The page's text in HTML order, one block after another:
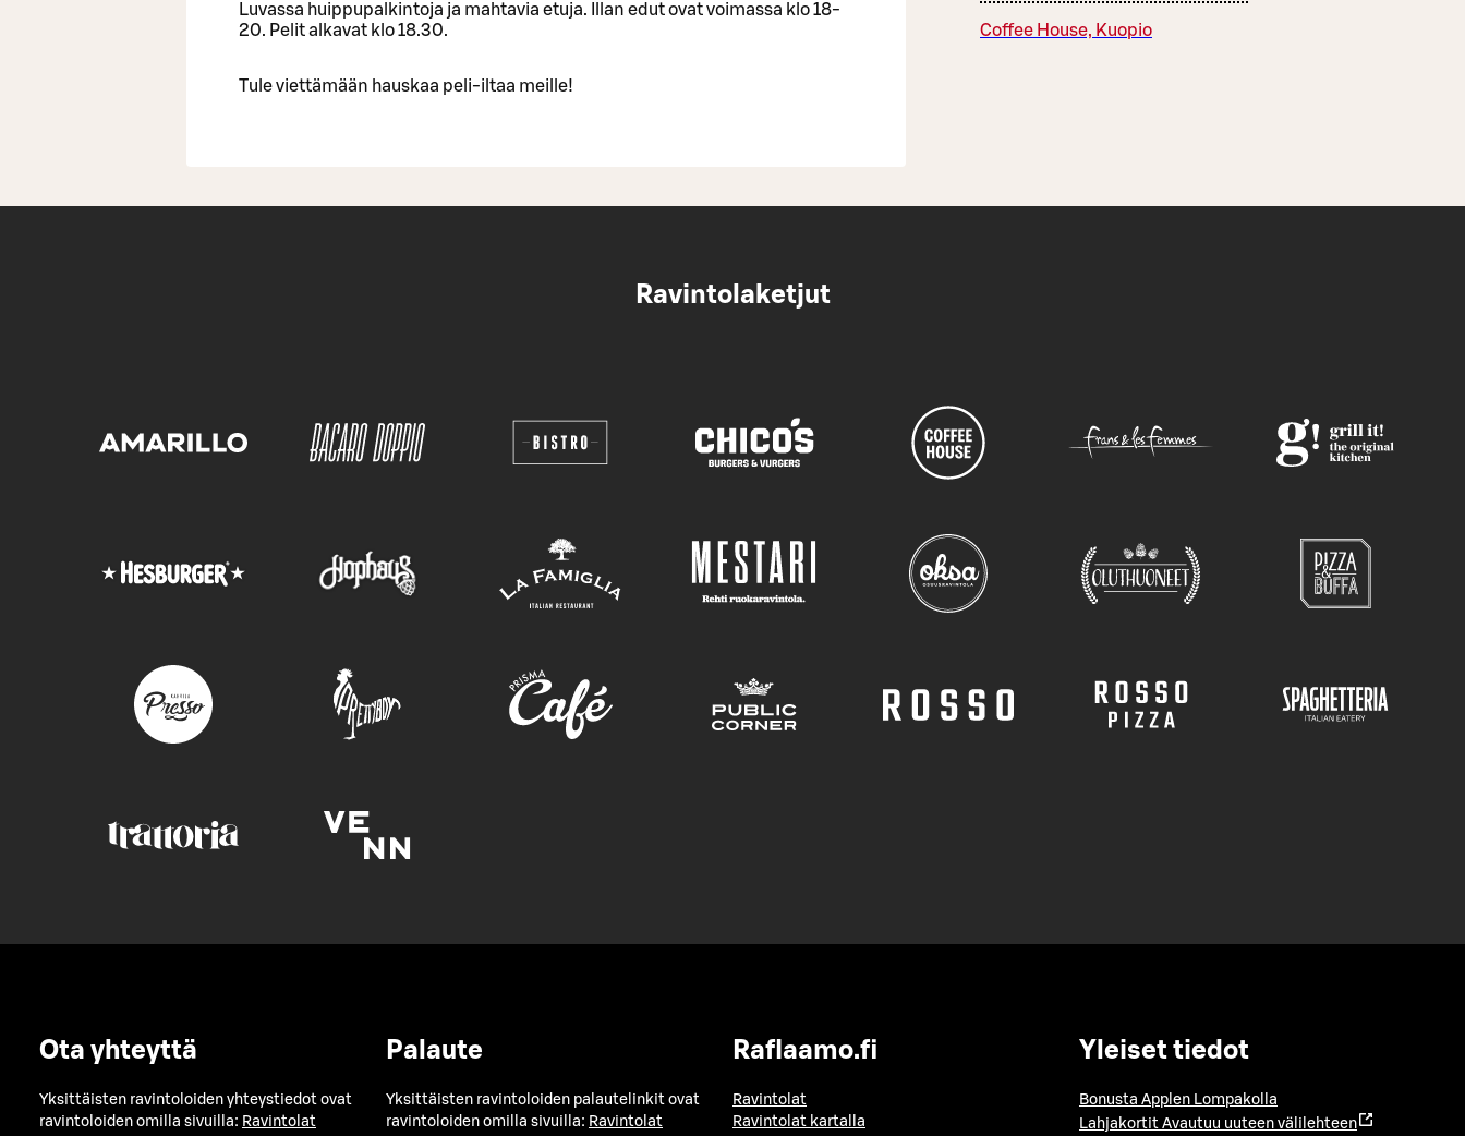
Luvassa huippupalkintoja ja mahtavia etuja. Illan edut ovat voimassa klo 18-
20. Pelit alkavat klo 18.30.
Tule viettämään hauskaa peli-iltaa meille!
Coffee House, Kuopio
Ravintolaketjut
Ota yhteyttä
Yksittäisten ravintoloiden yhteystiedot ovat
ravintoloiden omilla sivuilla: Ravintolat
Palaute
Yksittäisten ravintoloiden palautelinkit ovat
ravintoloiden omilla sivuilla: Ravintolat
Raflaamo.fi
Ravintolat
Ravintolat kartalla
Yleiset tiedot
Bonusta Applen Lompakolla
Lahjakortit Avautuu uuteen välilehteen